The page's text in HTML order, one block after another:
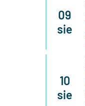
09
sie
10
sie